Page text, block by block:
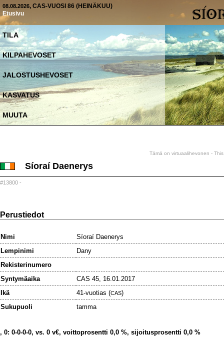
08.08.2026, CAS-VUOSI 86 (HEINÄKUU)
Etusivu
TILA
KILPAHEVOSET
JALOSTUSHEVOSET
KASVATUS
MUUTA
Tämä on virtuaalihevonen -
Síoraí Daenerys
#13800 -
Perustiedot
Nimi
Síoraí Daenerys
Lempinimi
Dany
Rekisterinumero
Syntymäaika
CAS 45, 16.01.2017
Ikä
41-vuotias (CAS)
Sukupuoli
tamma
, 0: 0-0-0-0, vs. 0 v€, voittoprosentti 0,0 %, sijoitusprosentti 0,0 %